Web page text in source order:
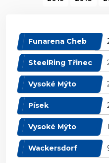
Funarena Cheb
SteelRing Třinec
Vysoké Mýto
Písek
Vysoké Mýto
Wackersdorf